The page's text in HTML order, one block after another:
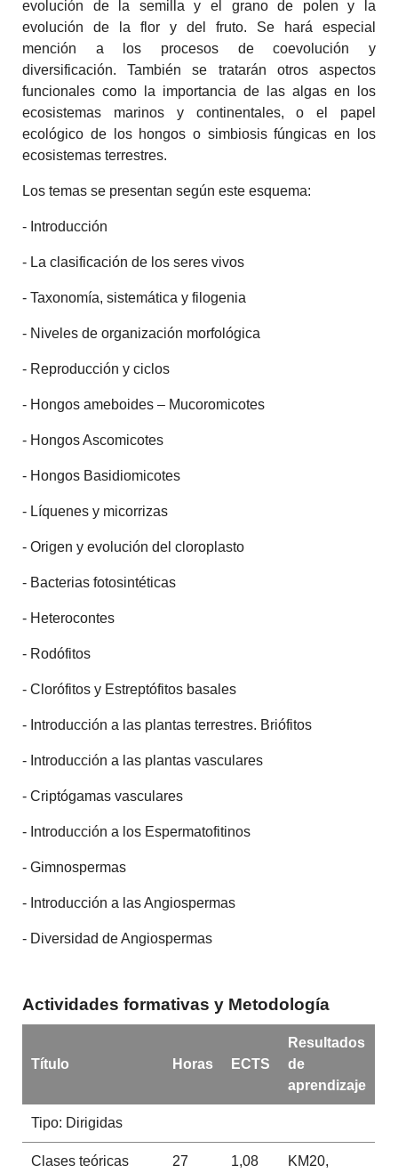
evolución de la semilla y el grano de polen y la
evolución de la flor y del fruto. Se hará especial
mención a los procesos de coevolución y
diversificación. También se tratarán otros aspectos
funcionales como la importancia de las algas en los
ecosistemas marinos y continentales, o el papel
ecológico de los hongos o simbiosis fúngicas en los
ecosistemas terrestres.
Los temas se presentan según este esquema:
- Introducción
- La clasificación de los seres vivos
- Taxonomía, sistemática y filogenia
- Niveles de organización morfológica
- Reproducción y ciclos
- Hongos ameboides – Mucoromicotes
- Hongos Ascomicotes
- Hongos Basidiomicotes
- Líquenes y micorrizas
- Origen y evolución del cloroplasto
- Bacterias fotosintéticas
- Heterocontes
- Rodófitos
- Clorófitos y Estreptófitos basales
- Introducción a las plantas terrestres. Briófitos
- Introducción a las plantas vasculares
- Criptógamas vasculares
- Introducción a los Espermatofitinos
- Gimnospermas
- Introducción a las Angiospermas
- Diversidad de Angiospermas
Actividades formativas y Metodología
Título Horas ECTS
Resultados
de
aprendizaje
Tipo: Dirigidas
Clases teóricas 27 1,08
KM20,